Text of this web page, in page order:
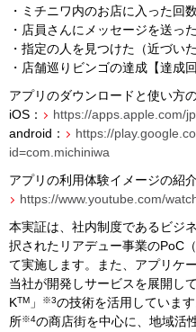
・ミチニワ内のお店に入った回
・店員さんにメッセージを送っ
・指定の人を見つけた（近づい
・店舗巡りビンゴの達成【達成回
アプリのダウンロードと使い方
iOS ：
https://apps.apple.com/
android ：
https://
id=com.michiniwa
アプリの利用体験イメージの紹
https://www.youtube.com/
本実証は、社内制度であるビジ
択されたリアデュー事業のPoC （
て実施します。また、アプリケ
当社が開発しサービスを展開し
KTM 」 ※3の技術を活用していま
所※4の商店街を中心に、地域活